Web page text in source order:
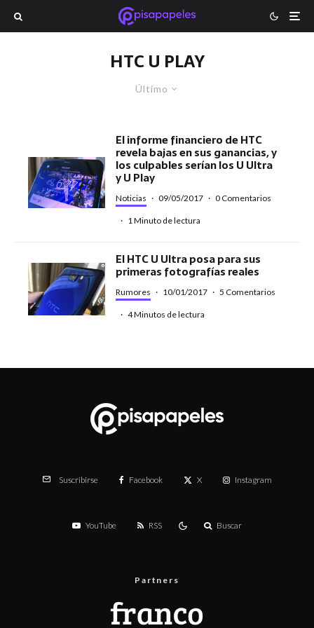
HTC U PLAY
Último
El informe financiero de HTC
revela bajas en sus ganancias, y
los culpables serían los U Ultra
y U Play
Noticias · 09/05/2017 · 0 Comentarios
· 1 Minuto de lectura
El HTC U Ultra posa para sus
primeras fotografías reales
Rumores · 10/01/2017 · 5 Comentarios
· 4 Minutos de lectura
Suscribirse Facebook X Instagram
YouTube RSS Buscar
Partners